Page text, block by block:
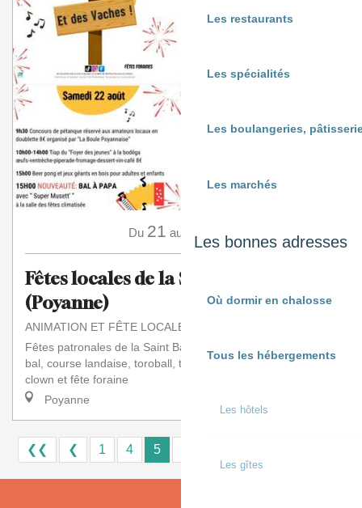
Les restaurants
Les spécialités
Les boulangeries,
Les marchés
Les bonnes adresses
Où dormir en chalosse
Tous les hébergements
Les hôtels
Les gîtes
Du 21 au Août
Fêtes locales de la Saint Barthélémy
(Poyanne)
ANIMATION ET FÊTE LOCALE
Fêtes patronales de la Saint Barthélémy, repas populaires,
bal, course landaise, toroball, tiap, bodega, feux d'artifice,
clown et fête foraine
Poyanne
❮❮ ❮ 1 4 5